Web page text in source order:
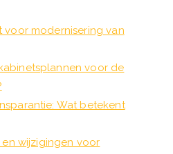
voor modernisering van
voor de
Wat betekent
wijzigingen voor